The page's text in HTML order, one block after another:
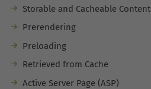
Storable and Cacheable Content
Prerendering
Preloading
Retrieved from Cache
Active Server Page (ASP)